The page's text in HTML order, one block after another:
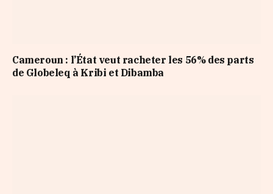
Cameroun : l’État veut racheter les 56% des parts
de Globeleq à Kribi et Dibamba